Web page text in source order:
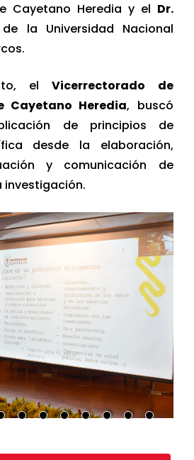
Cayetano Heredia y el Dr.
la Universidad Nacional
elVicerrectorado de
Cayetano Heredia, buscó
de principios de
desde la elaboración,
y comunicación de
investigación.
4 5 6 7 8 9 10 11